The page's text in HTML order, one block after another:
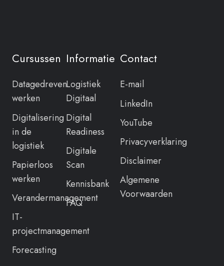
Cursussen
Datagedreven
werken
Digitalisering
in de
logistiek
Papierloos
werken
Verandermanagement
IT-
projectmanagement
Forecasting
Informatie
Logistiek
Digitaal
Digital
Readiness
Digitale
Scan
Kennisbank
FAQ
Contact
E-mail
LinkedIn
YouTube
Privacyverklaring
Disclaimer
Algemene
Voorwaarden